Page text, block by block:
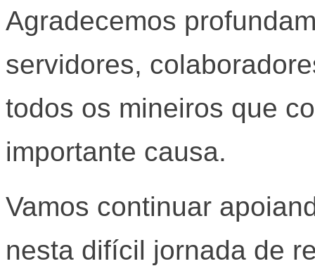
Agradecemos
servidores,
todos os mineiros que
importante causa.
Vamos continuar
nesta difícil jornada de